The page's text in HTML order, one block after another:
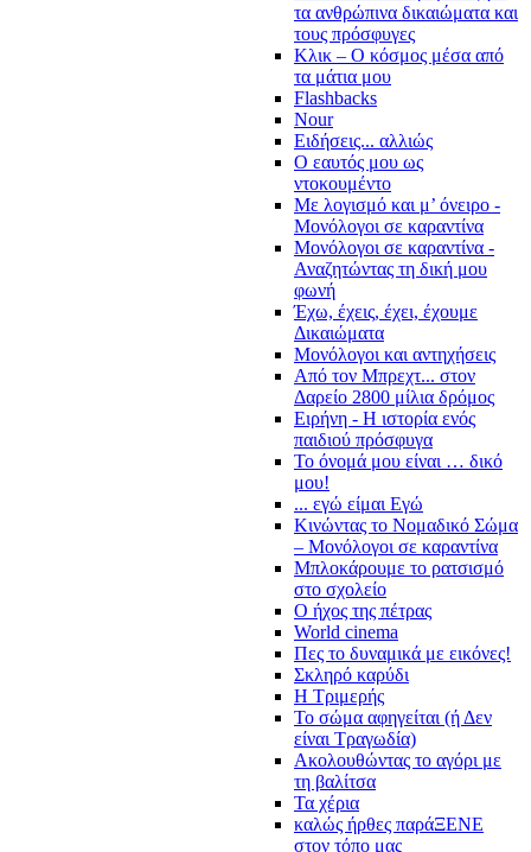
τα ανθρώπινα δικαιώματα και
τους πρόσφυγες
Κλικ – Ο κόσμος μέσα από
τα μάτια μου
Flashbacks
Nour
Ειδήσεις... αλλιώς
Ο εαυτός μου ως
ντοκουμέντο
Με λογισμό και μ’ όνειρο -
Μονόλογοι σε καραντίνα
Μονόλογοι σε καραντίνα -
Αναζητώντας τη δική μου
φωνή
Έχω, έχεις, έχει, έχουμε
Δικαιώματα
Μονόλογοι και αντηχήσεις
Από τον Μπρεχτ... στον
Δαρείο 2800 μίλια δρόμος
Ειρήνη - Η ιστορία ενός
παιδιού πρόσφυγα
Το όνομά μου είναι … δικό
μου!
... εγώ είμαι Εγώ
Κινώντας το Νομαδικό Σώμα
– Μονόλογοι σε καραντίνα
Μπλοκάρουμε το ρατσισμό
στο σχολείο
Ο ήχος της πέτρας
World cinema
Πες το δυναμικά με εικόνες!
Σκληρό καρύδι
Η Τριμερής
Το σώμα αφηγείται (ή Δεν
είναι Τραγωδία)
Ακολουθώντας το αγόρι με
τη βαλίτσα
Τα χέρια
καλώς ήρθες παράΞΕΝΕ
στον τόπο μας